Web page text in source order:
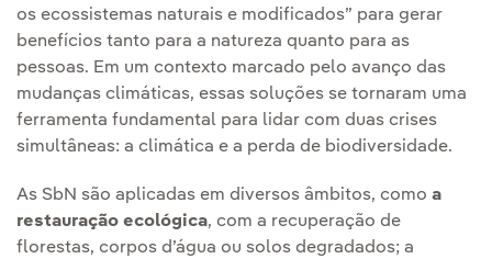
os ecossistemas naturais e modificados” para gerar
benefícios tanto para a natureza quanto para as
pessoas. Em um contexto marcado pelo avanço das
mudanças climáticas, essas soluções se tornaram uma
ferramenta fundamental para lidar com duas crises
simultâneas: a climática e a perda de biodiversidade.
As SbN são aplicadas em diversos âmbitos, como a
restauração ecológica, com a recuperação de
florestas, corpos d’água ou solos degradados; a